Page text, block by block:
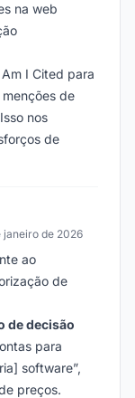
na web
I Cited para
de
nos
de
janeiro de 2026
ao
de
de decisão
para
software”,
preços.